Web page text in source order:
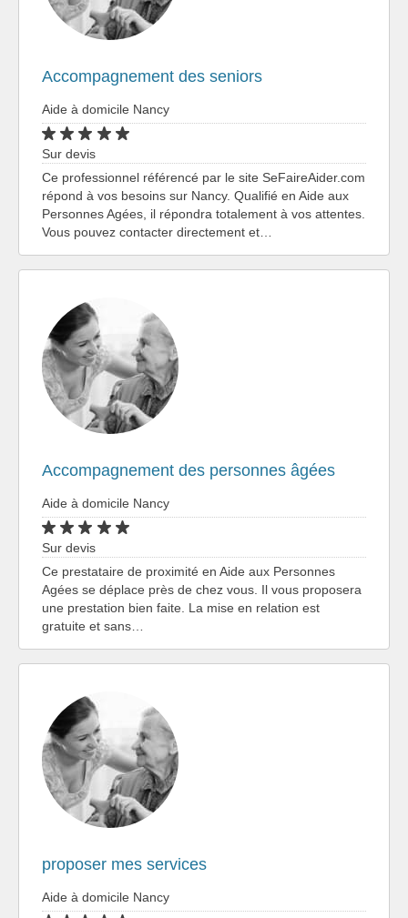
Accompagnement des seniors
Aide à domicile Nancy
Sur devis
Ce professionnel référencé par le site SeFaireAider.com
répond à vos besoins sur Nancy. Qualifié en Aide aux
Personnes Agées, il répondra totalement à vos attentes.
Vous pouvez contacter directement et…
Accompagnement des personnes âgées
Aide à domicile Nancy
Sur devis
Ce prestataire de proximité en Aide aux Personnes
Agées se déplace près de chez vous. Il vous proposera
une prestation bien faite. La mise en relation est
gratuite et sans…
proposer mes services
Aide à domicile Nancy